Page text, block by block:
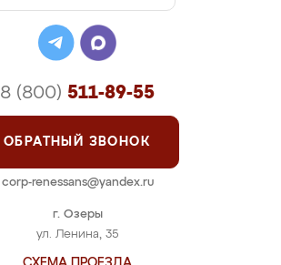
г. Озеры
ул. Ленина, 35
8 (800) 511-89-55
ОБРАТНЫЙ ЗВОНОК
corp-renessans@yandex.ru